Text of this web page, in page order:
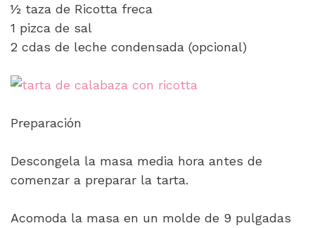
½ taza de Ricotta freca
1 pizca de sal
2 cdas de leche condensada (opcional)
Preparación
Descongela la masa media hora antes de
comenzar a preparar la tarta.
Acomoda la masa en un molde de 9 pulgadas